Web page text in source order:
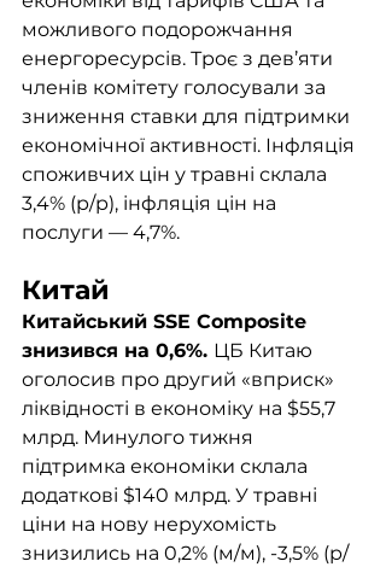
можливого подорожчання
енергоресурсів. Троє з дев’яти
членів комітету голосували за
зниження ставки для підтримки
економічної активності. Інфляція
споживчих цін у травні склала
3,4% (р/р), інфляція цін на
послуги — 4,7%.
Китайський SSE Composite
знизився на 0,6%. ЦБ Китаю
оголосив про другий «вприск»
ліквідності в економіку на $55,7
млрд. Минулого тижня
підтримка економіки склала
додаткові $140 млрд. У травні
ціни на нову нерухомість
знизились на 0,2% (м/м), -3,5% (р/